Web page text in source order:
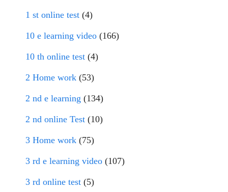
1 st online test (4)
10 e learning video (166)
10 th online test (4)
2 Home work (53)
2 nd e learning (134)
2 nd online Test (10)
3 Home work (75)
3 rd e learning video (107)
3 rd online test (5)